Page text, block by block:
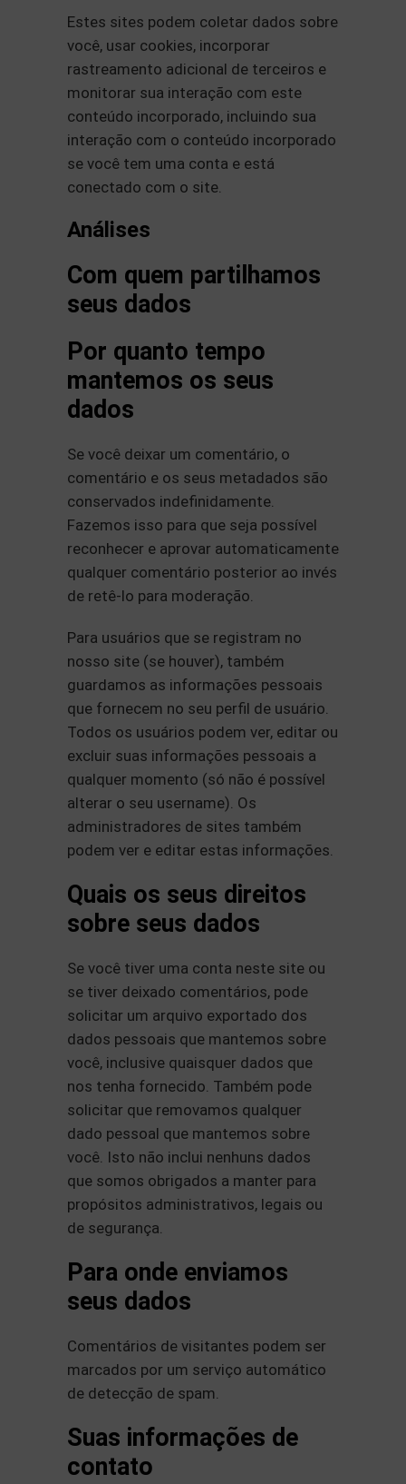
Estes sites podem coletar dados sobre
você, usar cookies, incorporar
rastreamento adicional de terceiros e
monitorar sua interação com este
conteúdo incorporado, incluindo sua
interação com o conteúdo incorporado
se você tem uma conta e está
conectado com o site.
Análises
Com quem partilhamos
seus dados
Por quanto tempo
mantemos os seus
dados
Se você deixar um comentário, o
comentário e os seus metadados são
conservados indefinidamente.
Fazemos isso para que seja possível
reconhecer e aprovar automaticamente
qualquer comentário posterior ao invés
de retê-lo para moderação.
Para usuários que se registram no
nosso site (se houver), também
guardamos as informações pessoais
que fornecem no seu perfil de usuário.
Todos os usuários podem ver, editar ou
excluir suas informações pessoais a
qualquer momento (só não é possível
alterar o seu username). Os
administradores de sites também
podem ver e editar estas informações.
Quais os seus direitos
sobre seus dados
Se você tiver uma conta neste site ou
se tiver deixado comentários, pode
solicitar um arquivo exportado dos
dados pessoais que mantemos sobre
você, inclusive quaisquer dados que
nos tenha fornecido. Também pode
solicitar que removamos qualquer
dado pessoal que mantemos sobre
você. Isto não inclui nenhuns dados
que somos obrigados a manter para
propósitos administrativos, legais ou
de segurança.
Para onde enviamos
seus dados
Comentários de visitantes podem ser
marcados por um serviço automático
de detecção de spam.
Suas informações de
contato